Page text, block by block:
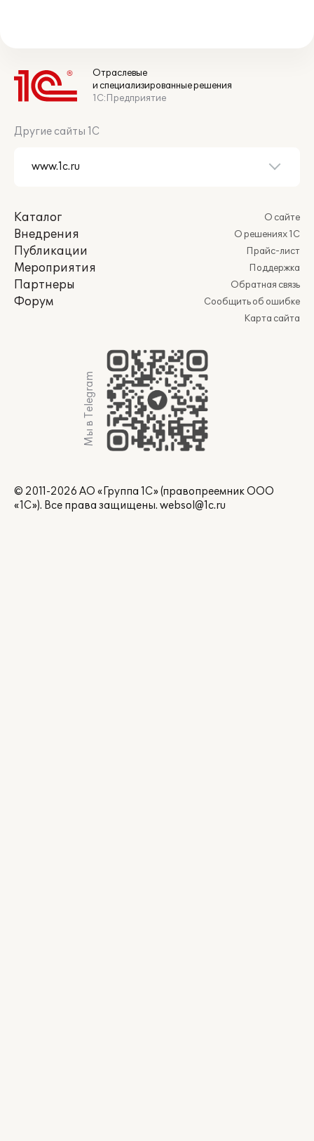
Отраслевые
и специализированные решения
1С:Предприятие
Другие сайты 1С
Каталог
Внедрения
Публикации
Мероприятия
Партнеры
Форум
О сайте
О решениях 1С
Прайс-лист
Поддержка
Обратная связь
Сообщить об ошибке
Карта сайта
Мы в Telegram
© 2011-2026 АО «Группа 1С» (правопреемник ООО
«1С»). Все права защищены. websol@1c.ru